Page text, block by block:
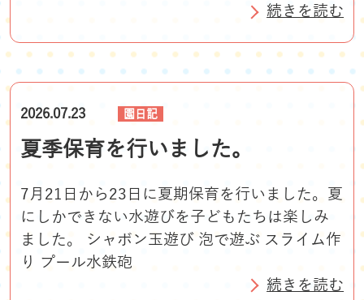
続きを読む
2026.07.23 園日記
夏季保育を行いました。
7月21日から23日に夏期保育を行いました。夏
にしかできない水遊びを子どもたちは楽しみ
ました。 シャボン玉遊び 泡で遊ぶ スライム作
り プール水鉄砲
続きを読む